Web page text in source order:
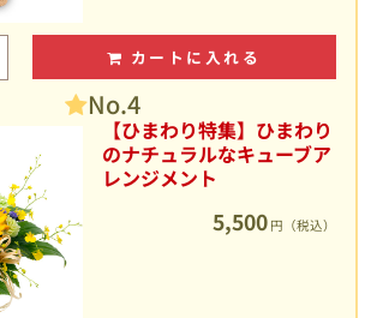
カートに入れる
No.4
【ひまわり特集】ひまわり
のナチュラルなキューブア
レンジメント
5,500 円（税込）